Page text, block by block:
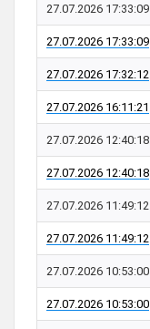
27.07.2026 17:33:09
27.07.2026 17:33:09
27.07.2026 17:32:12
27.07.2026 16:11:21
27.07.2026 12:40:18
27.07.2026 12:40:18
27.07.2026 11:49:12
27.07.2026 11:49:12
27.07.2026 10:53:00
27.07.2026 10:53:00